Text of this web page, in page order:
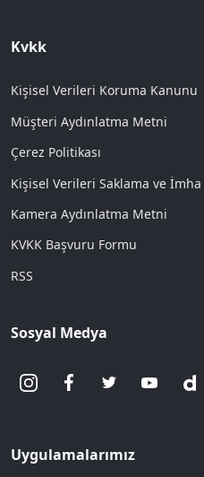
Kvkk
Kişisel Verileri Koruma Kanunu
Müşteri Aydınlatma Metni
Çerez Politikası
Kişisel Verileri Saklama ve İmha
Kamera Aydınlatma Metni
KVKK Başvuru Formu
RSS
Sosyal Medya
Uygulamalarımız